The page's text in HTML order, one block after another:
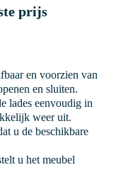
prijs
en voorzien van
en sluiten.
lades eenvoudig in
weer uit.
u de beschikbare
u het meubel